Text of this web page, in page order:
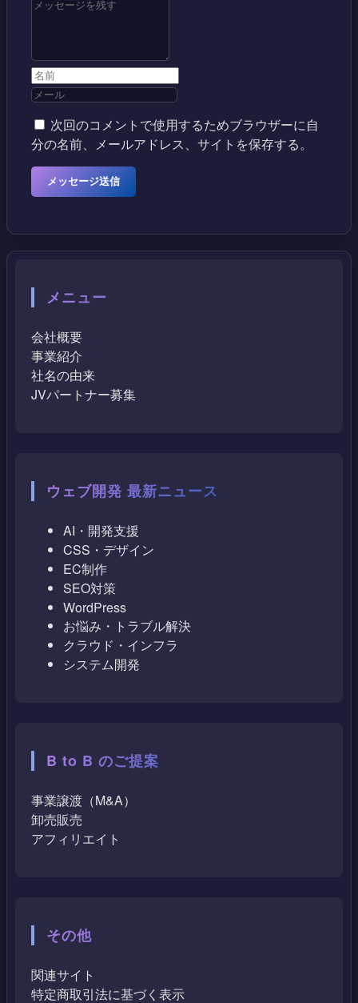
次回のコメントで使用するためブラウザーに自
分の名前、メールアドレス、サイトを保存する。
メニュー
会社概要
事業紹介
社名の由来
JVパートナー募集
ウェブ開発 最新ニュース
AI・開発支援
CSS・デザイン
EC制作
SEO対策
WordPress
お悩み・トラブル解決
クラウド・インフラ
システム開発
B to B のご提案
事業譲渡（M&A）
卸売販売
アフィリエイト
その他
関連サイト
特定商取引法に基づく表示